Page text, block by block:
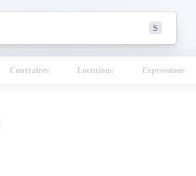
S
Contraires Locutions Expressions